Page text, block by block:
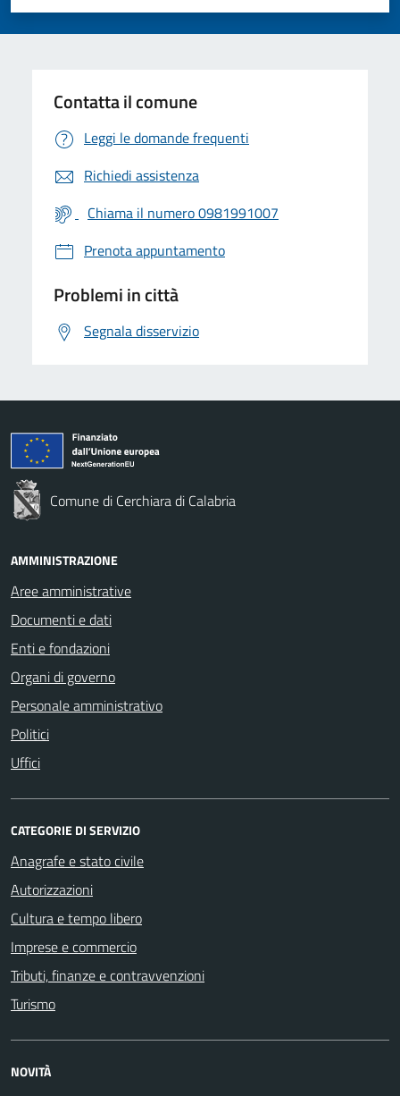
Valuta 5 stelle su 5
Valuta 4 stelle su 5
Valuta 3 stelle su 5
Valuta 2 stelle su 5
Valuta 1 stelle su 5
Contatta il comune
Leggi le domande frequenti
Richiedi assistenza
Chiama il numero 0981991007
Prenota appuntamento
Problemi in città
Segnala disservizio
Comune di Cerchiara di Calabria
AMMINISTRAZIONE
Aree amministrative
Documenti e dati
Enti e fondazioni
Organi di governo
Personale amministrativo
Politici
Uffici
CATEGORIE DI SERVIZIO
Anagrafe e stato civile
Autorizzazioni
Cultura e tempo libero
Imprese e commercio
Tributi, finanze e contravvenzioni
Turismo
NOVITÀ